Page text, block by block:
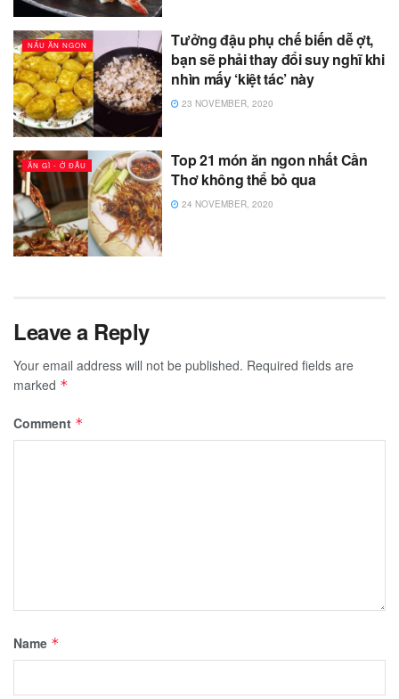
NẤU ĂN NGON
Tưởng đậu phụ chế biến dễ ợt,
bạn sẽ phải thay đổi suy nghĩ khi
nhìn mấy ‘kiệt tác’ này
23 NOVEMBER, 2020
ĂN GÌ - Ở ĐÂU
Top 21 món ăn ngon nhất Cần
Thơ không thể bỏ qua
24 NOVEMBER, 2020
Leave a Reply
Your email address will not be published. Required fields are
marked *
Comment *
Name *